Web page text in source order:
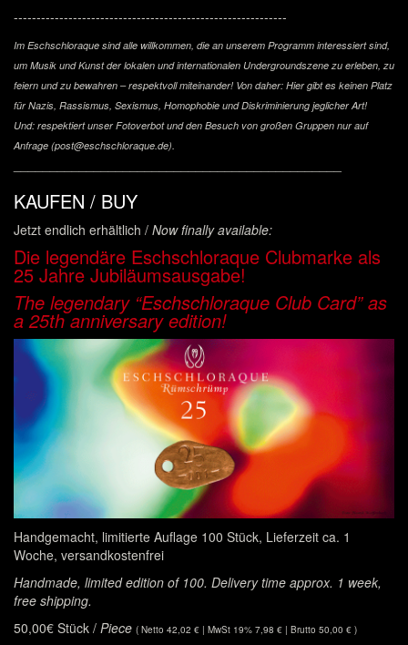
------------------------------------------------------------
Im Eschschloraque sind alle willkommen, die an unserem Programm interessiert sind,
um Musik und Kunst der lokalen und internationalen Undergroundszene zu erleben, zu
feiern und zu bewahren – respektvoll miteinander! Von daher: Hier gibt es keinen Platz
für Nazis, Rassismus, Sexismus, Homophobie und Diskriminierung jeglicher Art!
Und: respektiert unser Fotoverbot und den Besuch von großen Gruppen nur auf
Anfrage (post@eschschloraque.de).
KAUFEN / BUY
Jetzt endlich erhältlich / Now finally available:
Die legendäre Eschschloraque Clubmarke als
25 Jahre Jubiläumsausgabe!
The legendary “Eschschloraque Club Card” as
a 25th anniversary edition!
Handgemacht, limitierte Auflage 100 Stück, Lieferzeit ca. 1
Woche, versandkostenfrei
Handmade, limited edition of 100. Delivery time approx. 1 week,
free shipping.
50,00€ Stück / Piece ( Netto 42,02 € | MwSt 19% 7,98 € | Brutto 50,00 € )